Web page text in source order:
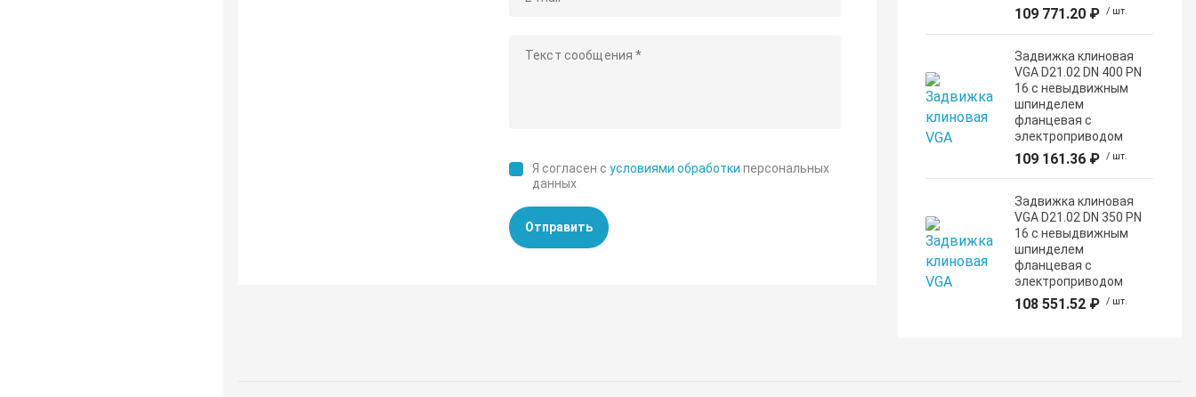
Я согласен сусловиями обработки персональных
данных
Отправить
109 771.20 ₽ / шт.
Задвижка клиновая
VGA D21.02 DN 400 PN
16 с невыдвижным
шпинделем
фланцевая с
электроприводом
109 161.36 ₽ / шт.
Задвижка клиновая
VGA D21.02 DN 350 PN
16 с невыдвижным
шпинделем
фланцевая с
электроприводом
108 551.52 ₽ / шт.